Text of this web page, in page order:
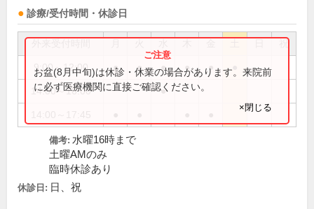
診療/受付時間・休診日
祝
9:00～12:00 ● ● ● ● ●
14:00～16:00 ●
お盆(8月中旬)は休診・休業の場合があります。来院前
に必ず医療機関に直接ご確認ください。
×閉じる
備考: 水曜16時まで
土曜AMのみ
臨時休診あり
休診日: 日、祝